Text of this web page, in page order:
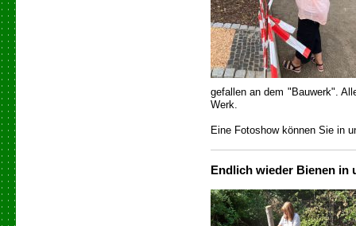
gefallen an dem "Bauwerk".
Werk.
Eine Fotoshow können Sie in
Endlich wieder Bienen in